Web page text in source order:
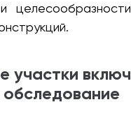
участки
обследование